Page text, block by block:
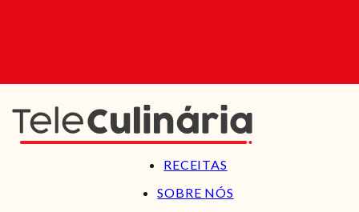
RECEITAS
SOBRE NÓS